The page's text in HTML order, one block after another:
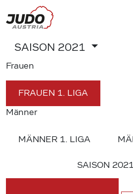
SAISON 2021
Frauen
FRAUEN 1. LIGA
Männer
MÄNNER 1. LIGA
SAISON 2021